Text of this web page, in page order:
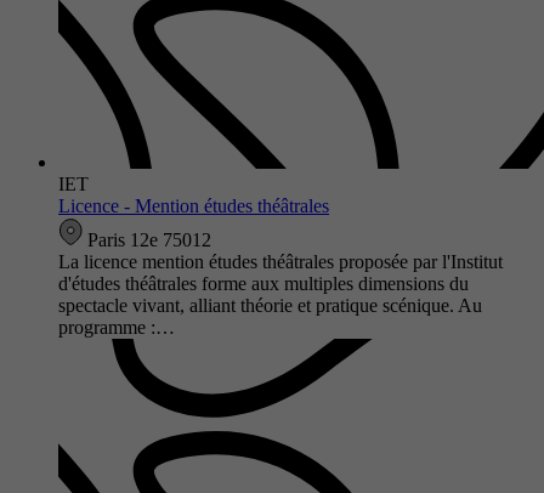
IET
Licence - Mention études théâtrales
Paris 12e 75012
La licence mention études théâtrales proposée par l'Institut
d'études théâtrales forme aux multiples dimensions du
spectacle vivant, alliant théorie et pratique scénique. Au
programme :…